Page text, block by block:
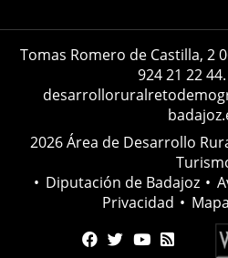
Tomas Romero de Castilla, 2
924 21 22
2026 Área de Desarrollo
• Diputación de Badajoz •
Privacidad •